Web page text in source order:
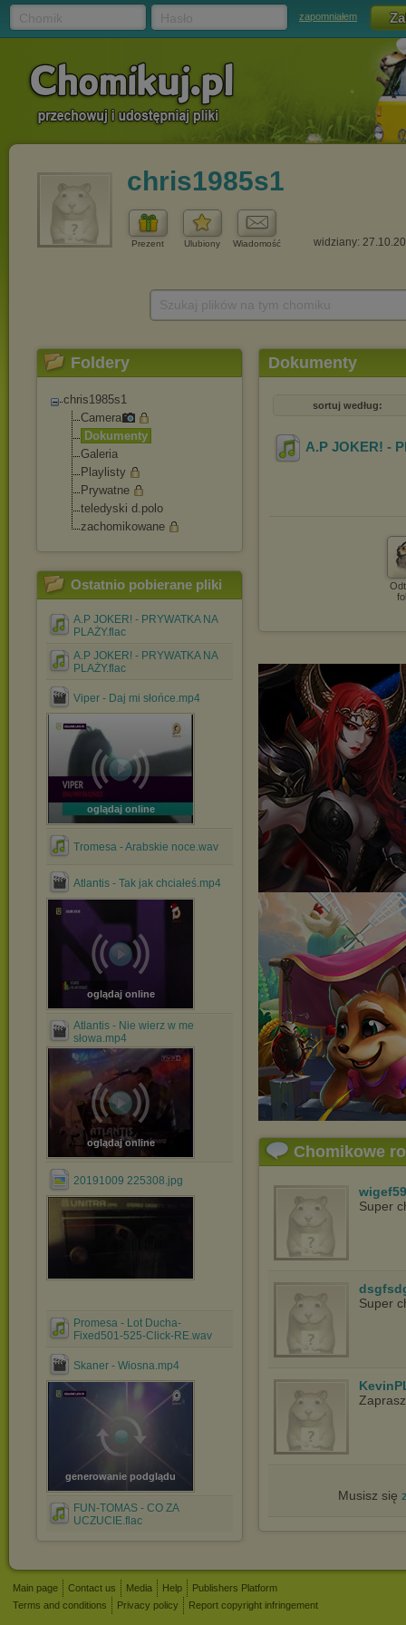
zapomniałem
chris1985s1
Prezent Ulubiony Wiadomość widziany:
Foldery
chris1985s1
Camera
Dokumenty
Galeria
Playlisty
Prywatne
teledyski d.polo
zachomikowane
Ostatnio pobierane pliki
A.P JOKER! - PRYWATKA NA
PLAŻY.flac
A.P JOKER! - PRYWATKA NA
PLAŻY.flac
Viper - Daj mi słońce.mp4
oglądaj online
Tromesa - Arabskie noce.wav
Atlantis - Tak jak chciałeś.mp4
oglądaj online
Atlantis - Nie wierz w me
słowa.mp4
oglądaj online
20191009 225308.jpg
Promesa - Lot Ducha-
Fixed501-525-Click-RE.wav
Skaner - Wiosna.mp4
generowanie podglądu
FUN-TOMAS - CO ZA
UCZUCIE.flac
Dokumenty
sortuj według:
A.P JOKER! -
Chomikowe
Super
Super
Musisz się
Main page Contact us Media Help
Publishers Platform
Terms and conditions
Privacy policy Report copyright infringement